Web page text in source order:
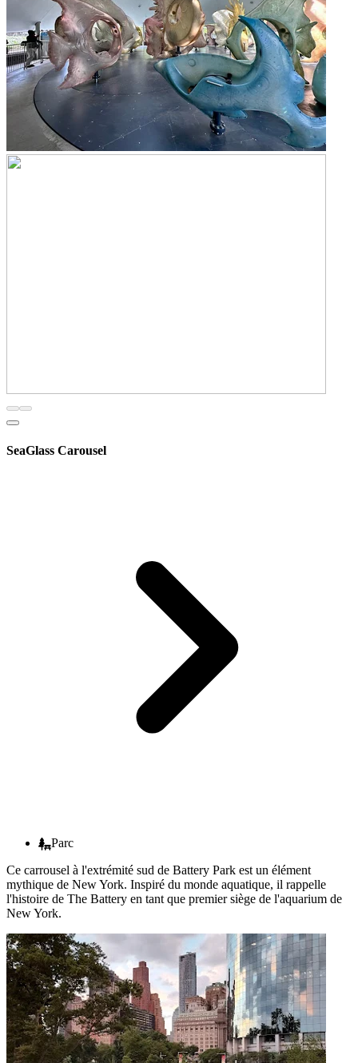
SeaGlass Carousel
Parc
Ce carrousel à l'extrémité sud de Battery Park est un élément
mythique de New York. Inspiré du monde aquatique, il rappelle
l'histoire de The Battery en tant que premier siège de l'aquarium de
New York.